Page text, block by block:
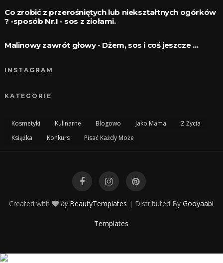
Co zrobić z przerośniętych lub niekształtnych ogórków
? -sposób Nr.I - sos z ziołami.
Malinowy zawrót głowy - Dżem, sos i coś jeszcze ...
INSTAGRAM
KATEGORIE
Kosmetyki Kulinarne Blogowo Jako Mama
Z Życia
Książka
Konkurs Pisać Każdy Może
Created with by BeautyTemplates | Distributed ByGooyaabi
Templates